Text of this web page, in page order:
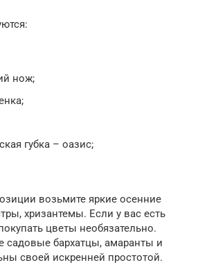
нож;
губка – оазис;
возьмите яркие осенние
хризантемы. Если у вас есть
цветы необязательно.
бархатцы, амаранты и
своей искренней простотой.